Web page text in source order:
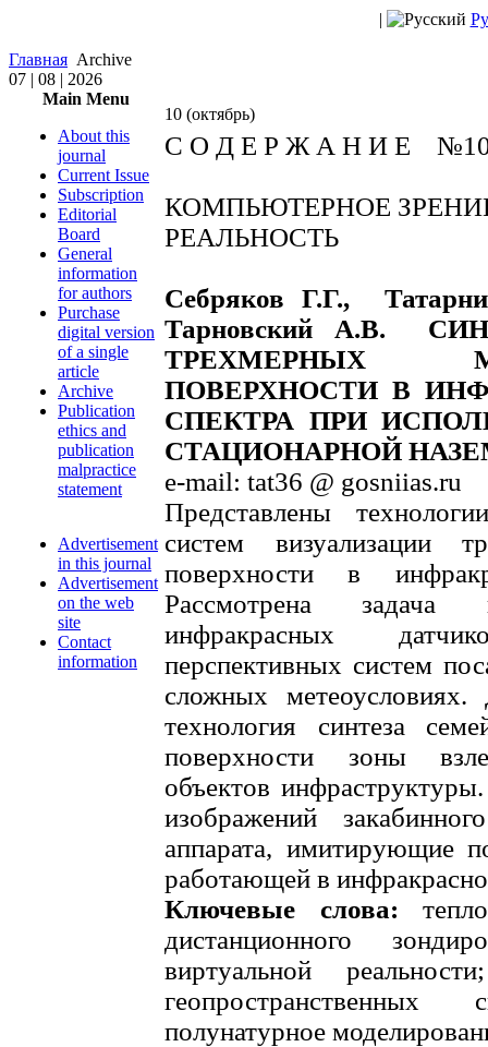
|
Главная Archive
07 | 08 | 2026
Main Menu
About this
journal
Current Issue
Subscription
Editorial
Board
General
information
for authors
Purchase
digital version
of a single
article
Archive
Publication
ethics and
publication
malpractice
statement
Advertisement
in this journal
Advertisement
on the web
site
Contact
information
10 (октябрь)
С О Д Е Р Ж А Н И Е
КОМПЬЮТЕРНОЕ
РЕАЛЬНОСТЬ
Себряков Г.Г.,
Тарновский А.В.
ТРЕХМЕРНЫХ
ПОВЕРХНОСТИ В
СПЕКТРА ПРИ
СТАЦИОНАРНОЙ
e-mail: tat36 @ gosniias.ru
Представлены
систем визуализации
поверхности в
Рассмотрена
инфракрасных
перспективных систем
сложных
технология синтеза
поверхности зоны
объектов
изображений
аппарата, имитирующие
работающей в
Ключевые слова:
дистанционного
виртуальной
полунатурное